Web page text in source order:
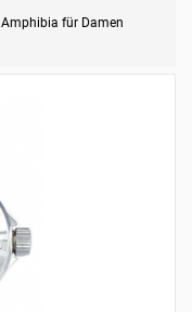
Amphibia für Damen